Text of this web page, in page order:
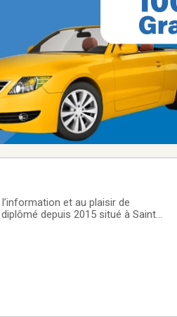
et au plaisir de
depuis 2015 situé à Sainte-